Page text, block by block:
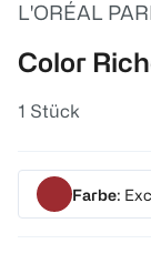
L'ORÉAL
Color
1 Stück
Farbe: